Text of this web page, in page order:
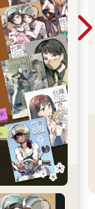
「藝術」「小
術之子。
。）
號是怎麼來的。
索）妳們知道，
一個平凡人。那
的平凡人。嘿，
心的前輩嗎？如
就可以叫年輕女
得很老、很老
當然，權力也比
眼袋的垂度。）